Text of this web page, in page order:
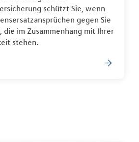
schützt Sie, wenn
gegen Sie
die im Zusammenhang mit Ihrer
stehen.